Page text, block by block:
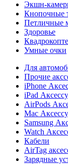
Экшн-
Кнопочные
Петличные
Здоровье
Умные очки
Для
Прочие
iPhone
iPad
AirPods
Mac
Samsung
Watch
Кабели
AirTag
Зарядные